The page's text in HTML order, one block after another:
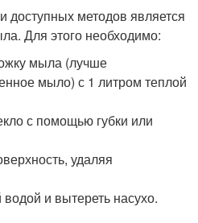
методов является
Для этого необходимо:
мыла (лучше
мыло) с 1 литром теплой
с помощью губки или
удаляя
и вытереть насухо.